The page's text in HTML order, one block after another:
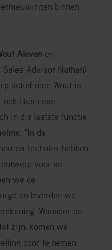
binnen
Aleven en
Sales Advisor Nathan)
actief mee. Wout is
ook Business
in die laatste functie
“In de
Techniek hebben
voor de
we de
en leverden we
Wanneer de
zijn, komen we
door te nemen,